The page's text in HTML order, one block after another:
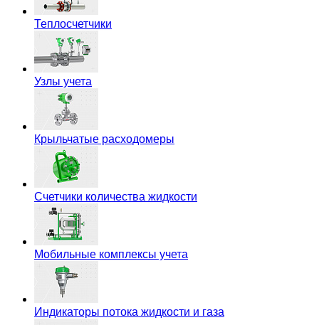
Теплосчетчики
Узлы учета
Крыльчатые расходомеры
Счетчики количества жидкости
Мобильные комплексы учета
Индикаторы потока жидкости и газа